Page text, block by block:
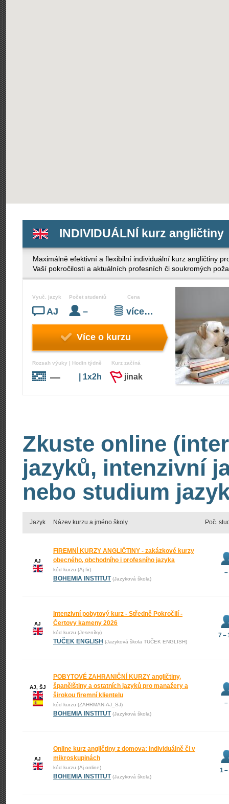
INDIVIDUÁLNÍ kurz angličtiny
Maximálně efektivní a flexibilní individuální kurz angličtiny
Vaší pokročilosti a aktuálních profesních či soukromých
Vyuč. jazyk
AJ
Počet studentů
–
Cena
více…
Více o kurzu
Rozsah výuky | Hodin týdně
— | 1x2h
Kurz začíná
jinak
Zkuste online
jazyků, intenzivní
nebo studium
Jazyk Název kurzu a jméno školy Poč.
AJ
FIREMNÍ KURZY ANGLIČTINY - zakázkové kurzy
obecného, obchodního i profesního jazyka
kód kurzu (Aj fir)
BOHEMIA INSTITUT (Jazyková škola)
–
AJ
Intenzivní pobytový kurz - Středně Pokročilí -
Čertovy kameny 2026
kód kurzu (Jeseníky)
TUČEK ENGLISH (Jazyková škola TUČEK ENGLISH)
7 –
AJ, ŠJ
POBYTOVÉ ZAHRANIČNÍ KURZY angličtiny,
španělštiny a ostatních jazyků pro manažery a
širokou firemní klientelu
kód kurzu (ZAHRMAN-AJ_SJ)
BOHEMIA INSTITUT (Jazyková škola)
–
AJ
Online kurz angličtiny z domova: individuálně či v
mikroskupinách
kód kurzu (Aj online)
BOHEMIA INSTITUT (Jazyková škola)
1